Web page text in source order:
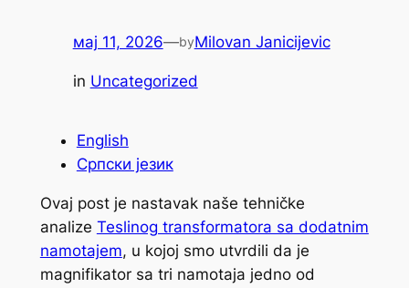
мај 11, 2026—byMilovan Janicijevic
in Uncategorized
English
Српски језик
Ovaj post je nastavak naše tehničke
analize Teslinog transformatora sa dodatnim
namotajem, u kojoj smo utvrdili da je
magnifikator sa tri namotaja jedno od